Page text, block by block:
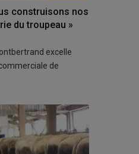
construisons nos
du troupeau »
excelle
de